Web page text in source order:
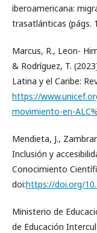
iberoamericana:
trasatlánticas (págs.
Marcus, R., Leon-
& Rodríguez, T.
Latina y el Caribe:
https://
movimiento-en-
Mendieta, J.,
Inclusión y
Conocimiento
doi:https://doi.org/
Ministerio de
de Educación